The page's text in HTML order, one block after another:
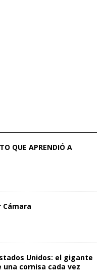
QUE APRENDIÓ A
Cámara
Unidos: el gigante
una cornisa cada vez